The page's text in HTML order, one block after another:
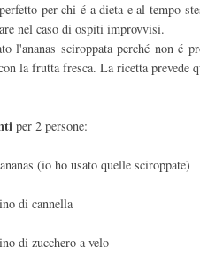
per chi é a dieta e al tempo
nel caso di ospiti improvvisi.
l'ananas sciroppata perché non é
la frutta fresca. La ricetta prevede
per 2 persone:
(io ho usato quelle sciroppate)
di cannella
di zucchero a velo